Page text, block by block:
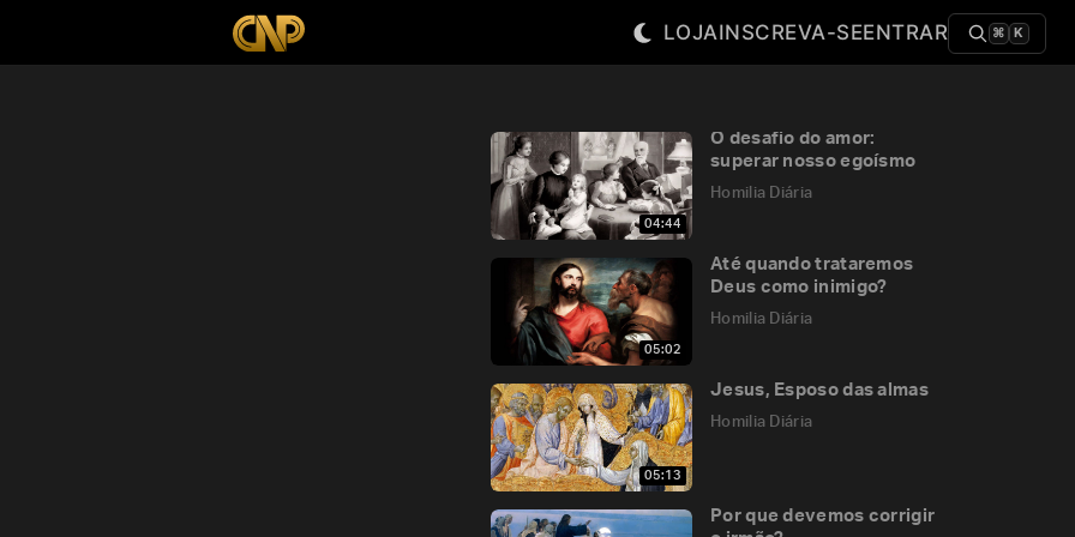
LOJAINSCREVA-SEENTRAR ⌘ K
04:44
O desafio do amor:
superar nosso egoísmo
Homilia Diária
05:02
Até quando trataremos
Deus como inimigo?
Homilia Diária
05:13
Jesus, Esposo das almas
Homilia Diária
Por que devemos corrigir